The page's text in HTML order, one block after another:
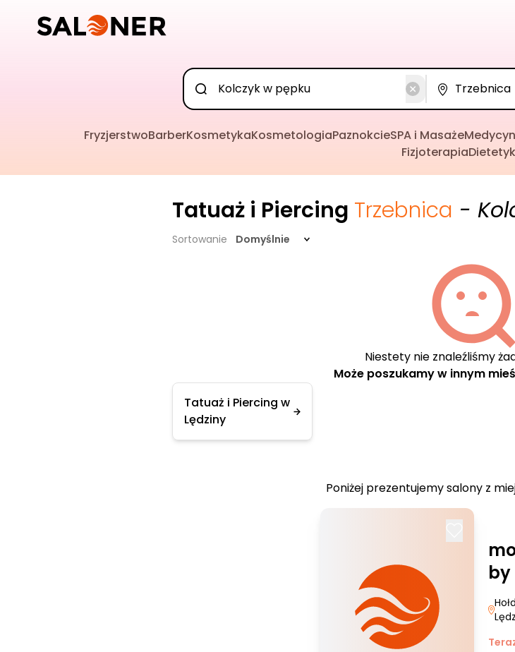
FryzjerstwoBarberKosmetykaKosmetologiaPaznokcieSPA i Masaże
Fizjoterapia
Tatuaż i Piercing Trzebnica -
Sortowanie Domyślnie
Niestety nie znaleźliśmy
Może poszukamy w innym
Tatuaż i Piercing w
Lędziny
Poniżej prezentujemy salony z